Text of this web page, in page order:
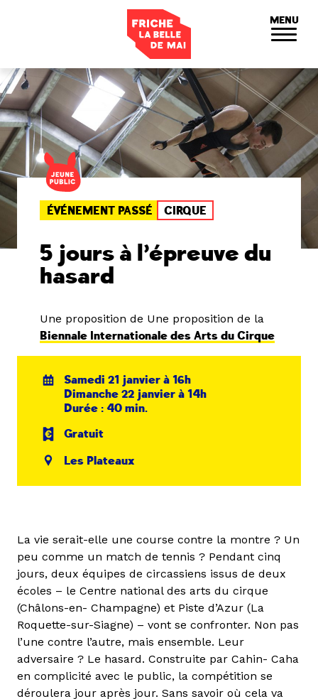
MENU
ÉVÉNEMENT PASSÉ CIRQUE
5 jours à l’épreuve du
hasard
Une proposition de Une proposition de la
Biennale Internationale des Arts du Cirque
Samedi 21 janvier à 16h
Dimanche 22 janvier à 14h
Durée : 40 min.
Gratuit
Les Plateaux
La vie serait-elle une course contre la montre ? Un
peu comme un match de tennis ? Pendant cinq
jours, deux équipes de circassiens issus de deux
écoles – le Centre national des arts du cirque
(Châlons-en- Champagne) et Piste d’Azur (La
Roquette-sur-Siagne) – vont se confronter. Non pas
l’une contre l’autre, mais ensemble. Leur
adversaire ? Le hasard. Construite par Cahin- Caha
en complicité avec le public, la compétition se
déroulera jour après jour. Sans savoir où cela va
Panneau de gestion des cookies